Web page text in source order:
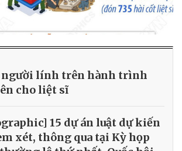
người lính trên hành trình
cho liệt sĩ
15 dự án luật dự kiến
xét, thông qua tại Kỳ họp